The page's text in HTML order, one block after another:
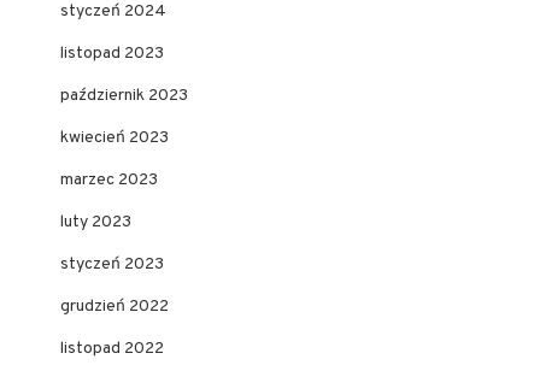
styczeń 2024
listopad 2023
październik 2023
kwiecień 2023
marzec 2023
luty 2023
styczeń 2023
grudzień 2022
listopad 2022